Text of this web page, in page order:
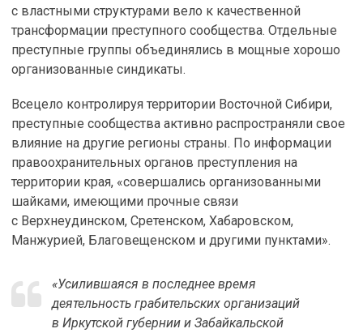
с властными структурами вело к качественной
трансформации преступного сообщества. Отдельные
преступные группы объединялись в мощные хорошо
организованные синдикаты.
Всецело контролируя территории Восточной Сибири,
преступные сообщества активно распространяли свое
влияние на другие регионы страны. По информации
правоохранительных органов преступления на
территории края, «совершались организованными
шайками, имеющими прочные связи
с Верхнеудинском, Сретенском, Хабаровском,
Манжурией, Благовещенском и другими пунктами».
«Усилившаяся в последнее время
деятельность грабительских организаций
в Иркутской губернии и Забайкальской